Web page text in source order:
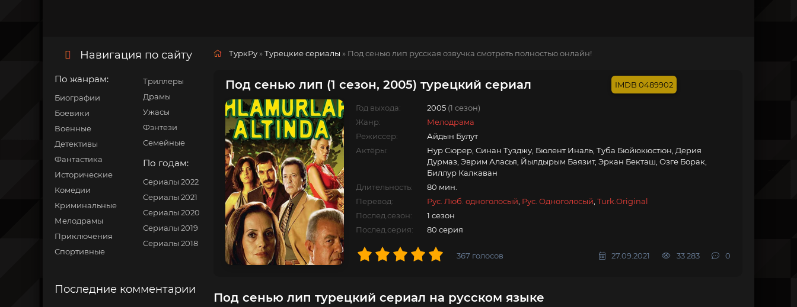
Навигация по сайту
По жанрам:
Биографии
Боевики
Военные
Детективы
Фантастика
Исторические
Комедии
Криминальные
Мелодрамы
Приключения
Спортивные
Триллеры
Драмы
Ужасы
Фэнтези
Семейные
По годам:
Сериалы 2022
Сериалы 2021
Сериалы 2020
Сериалы 2019
Сериалы 2018
Последние комментарии
ТуркРу »Турецкие сериалы » Под сенью лип русская озвучка смотреть полностью онлайн!
Под сенью лип (1 сезон, 2005) турецкий сериал 0489902
Год выхода: 2005 (1 сезон)
Жанр:
Мелодрама
Режиссер:
Айдын Булут
Актёры:
Нур Сюрер, Синан Тузджу, Бюлент Иналь, Туба Бюйюкюстюн, Дерия
Дурмаз, Эврим Аласья, Йылдырым Баязит, Эркан Бекташ, Озге Борак,
Биллур Калкаван
Длительность:
80 мин.
Перевод:
Рус. Люб. одноголосый Рус. Одноголосый Turk.Original
Послед.сезон:
1 сезон
Послед.серия:
80 серия
367 голосов 27.09.2021 33 283 0
Под сенью лип турецкий сериал на русском языке